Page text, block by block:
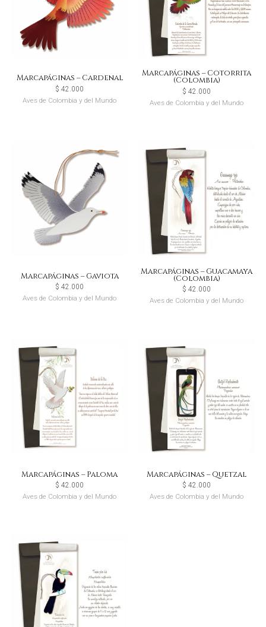
Marcapáginas – Cardenal
$ 42.000
Aves de Colombia y del Mundo
Marcapáginas – Cotorrita
(Colombia)
$ 42.000
Aves de Colombia y del Mundo
Marcapáginas – Gaviota
$ 42.000
Aves de Colombia y del Mundo
Marcapáginas – Guacamaya
(Colombia)
$ 42.000
Aves de Colombia y del Mundo
Marcapáginas – Paloma
$ 42.000
Aves de Colombia y del Mundo
Marcapáginas – Quetzal
$ 42.000
Aves de Colombia y del Mundo